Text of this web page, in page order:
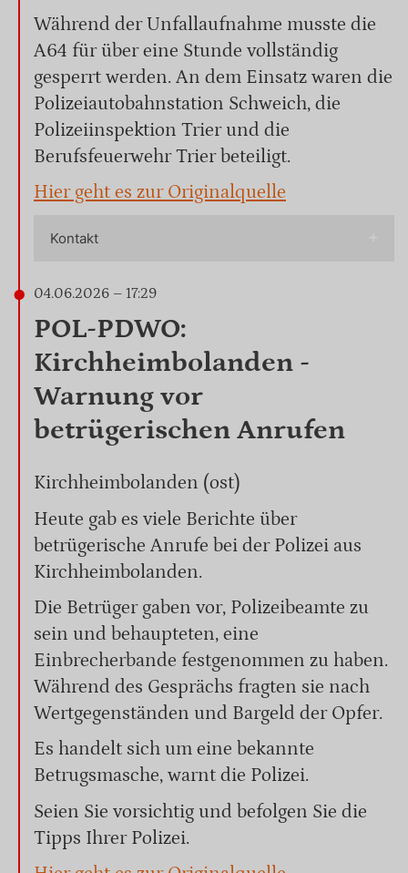
Während der Unfallaufnahme musste die
A64 für über eine Stunde vollständig
gesperrt werden. An dem Einsatz waren die
Polizeiautobahnstation Schweich, die
Polizeiinspektion Trier und die
Berufsfeuerwehr Trier beteiligt.
Hier geht es zur Originalquelle
Kontakt
04.06.2026 – 17:29
POL-PDWO:
Kirchheimbolanden -
Warnung vor
betrügerischen Anrufen
Kirchheimbolanden (ost)
Heute gab es viele Berichte über
betrügerische Anrufe bei der Polizei aus
Kirchheimbolanden.
Die Betrüger gaben vor, Polizeibeamte zu
sein und behaupteten, eine
Einbrecherbande festgenommen zu haben.
Während des Gesprächs fragten sie nach
Wertgegenständen und Bargeld der Opfer.
Es handelt sich um eine bekannte
Betrugsmasche, warnt die Polizei.
Seien Sie vorsichtig und befolgen Sie die
Tipps Ihrer Polizei.